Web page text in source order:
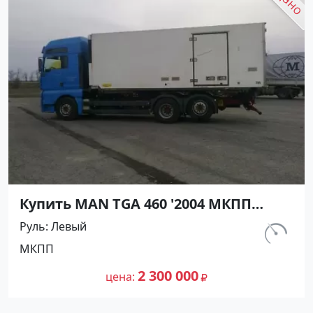
Купить MAN TGA 460 '2004 МКПП
(12000/460 л.с.) Дизель Сочи цвет
Синий Рефрижератор по цене
2300000 рублей, объявление №1593
на сайте Авторынок23
км.
Руль Левый
МКПП
цена 2 300 000